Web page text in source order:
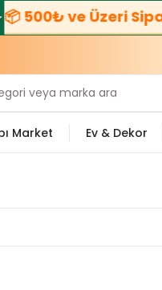
500₺ ve Üzeri
Market Ev & Dekor